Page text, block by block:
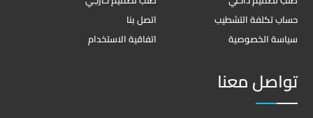
حساب تكلفة التشطيب
اتصل بنا
سياسة الخصوصية
اتفاقية الاستخدام
تواصل معنا